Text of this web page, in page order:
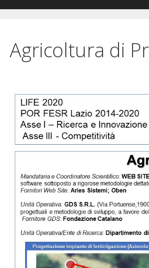
Agricoltura di